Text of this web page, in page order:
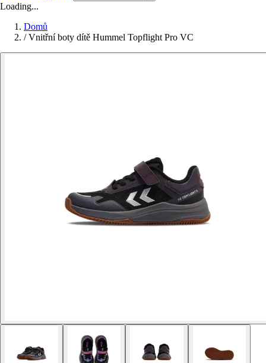
Loading...
Domů
/ Vnitřní boty dítě Hummel Topflight Pro VC